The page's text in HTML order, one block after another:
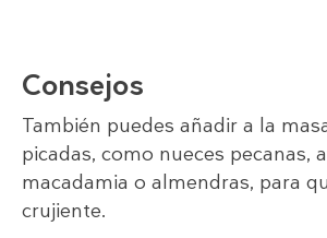
Consejos
También puedes añadir a la
picadas, como nueces pecanas,
macadamia o almendras, para
crujiente.